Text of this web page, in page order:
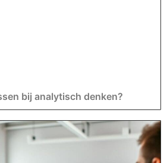
bij analytisch denken?